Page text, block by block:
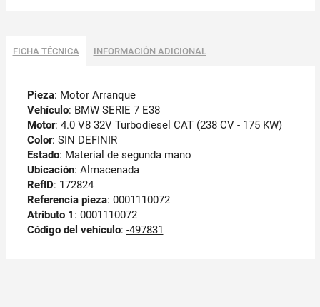
FICHA TÉCNICA INFORMACIÓN ADICIONAL
Pieza: Motor Arranque
Vehículo: BMW SERIE 7 E38
Motor: 4.0 V8 32V Turbodiesel CAT (238 CV - 175 KW)
Color: SIN DEFINIR
Estado: Material de segunda mano
Ubicación: Almacenada
RefID: 172824
Referencia pieza: 0001110072
Atributo 1 : 0001110072
Código del vehículo: -497831